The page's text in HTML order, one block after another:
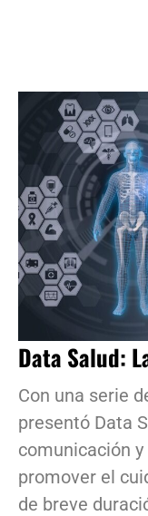
Data Salud:
Con una serie
presentó Data
comunicación
promover el
de breve